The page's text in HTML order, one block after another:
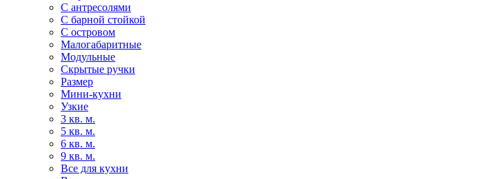
С антресолями
С барной стойкой
С островом
Малогабаритные
Модульные
Скрытые ручки
Размер
Мини-кухни
Узкие
3 кв. м.
5 кв. м.
6 кв. м.
9 кв. м.
Все для кухни